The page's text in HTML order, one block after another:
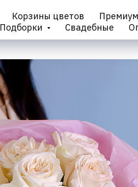
Корзины цветов Премиум
Подборки
Свадебные